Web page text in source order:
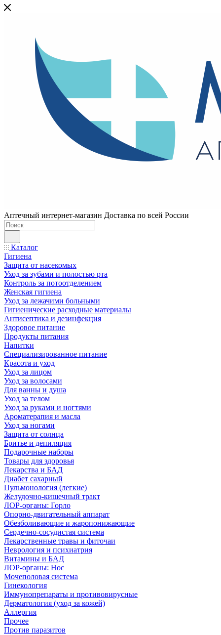
Аптечный интернет-магазин Доставка по всей России
Каталог
Гигиена
Защита от насекомых
Уход за зубами и полостью рта
Контроль за потоотделением
Женская гигиена
Уход за лежачими больными
Гигиенические расходные материалы
Антисептика и дезинфекция
Здоровое питание
Продукты питания
Напитки
Специализированное питание
Красота и уход
Уход за лицом
Уход за волосами
Для ванны и душа
Уход за телом
Уход за руками и ногтями
Ароматерапия и масла
Уход за ногами
Защита от солнца
Бритье и депиляция
Подарочные наборы
Товары для здоровья
Лекарства и БАД
Диабет сахарный
Пульмонология (легкие)
Желудочно-кишечный тракт
ЛОР-органы: Горло
Опорно-двигательный аппарат
Обезболивающие и жаропонижающие
Сердечно-сосудистая система
Лекарственные травы и фиточаи
Неврология и психиатрия
Витамины и БАД
ЛОР-органы: Нос
Мочеполовая система
Гинекология
Иммунопрепараты и противовирусные
Дерматология (уход за кожей)
Аллергия
Прочее
Против паразитов